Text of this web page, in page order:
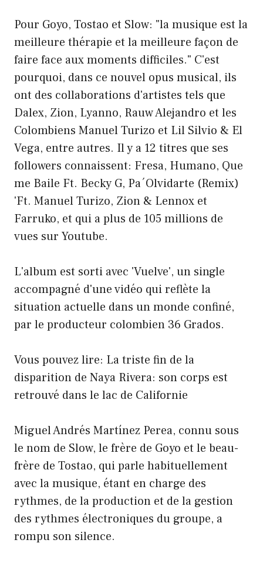
Pour Goyo, Tostao et Slow: "la musique est la
meilleure thérapie et la meilleure façon de
faire face aux moments difficiles." C'est
pourquoi, dans ce nouvel opus musical, ils
ont des collaborations d'artistes tels que
Dalex, Zion, Lyanno, Rauw Alejandro et les
Colombiens Manuel Turizo et Lil Silvio & El
Vega, entre autres. Il y a 12 titres que ses
followers connaissent: Fresa, Humano, Que
me Baile Ft. Becky G, Pa´Olvidarte (Remix)
'Ft. Manuel Turizo, Zion & Lennox et
Farruko, et qui a plus de 105 millions de
vues sur Youtube.
L'album est sorti avec 'Vuelve', un single
accompagné d'une vidéo qui reflète la
situation actuelle dans un monde confiné,
par le producteur colombien 36 Grados.
Vous pouvez lire: La triste fin de la
disparition de Naya Rivera: son corps est
retrouvé dans le lac de Californie
Miguel Andrés Martínez Perea, connu sous
le nom de Slow, le frère de Goyo et le beau-
frère de Tostao, qui parle habituellement
avec la musique, étant en charge des
rythmes, de la production et de la gestion
des rythmes électroniques du groupe, a
rompu son silence.